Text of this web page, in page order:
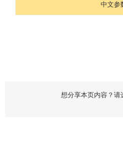
中文参
想分享本页内容？